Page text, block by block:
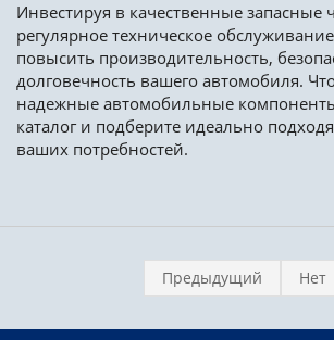
Инвестируя в качественные запасные
регулярное техническое
повысить производительность,
долговечность вашего автомобиля.
надежные автомобильные
каталог и подберите идеально
ваших потребностей.
Предыдущий Нет